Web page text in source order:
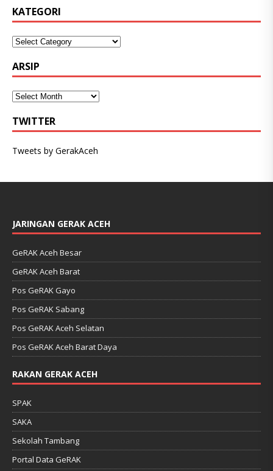
KATEGORI
ARSIP
TWITTER
Tweets by GerakAceh
JARINGAN GERAK ACEH
GeRAK Aceh Besar
GeRAK Aceh Barat
Pos GeRAK Gayo
Pos GeRAK Sabang
Pos GeRAK Aceh Selatan
Pos GeRAK Aceh Barat Daya
RAKAN GERAK ACEH
SPAK
SAKA
Sekolah Tambang
Portal Data GeRAK